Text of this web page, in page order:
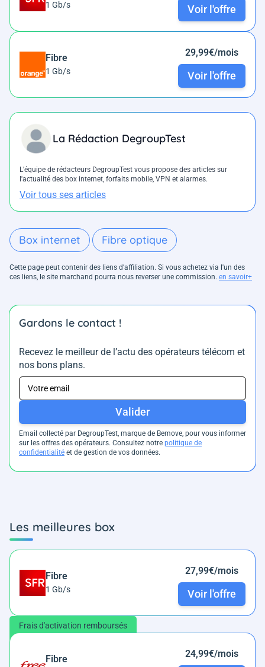
1 Gb/s Voir l'offre
Fibre
1 Gb/s
29,99€/mois
Voir l'offre
La Rédaction DegroupTest
L'équipe de rédacteurs DegroupTest vous propose des articles sur
l'actualité des box internet, forfaits mobile, VPN et alarmes.
Voir tous ses articles
Box internet Fibre optique
Cette page peut contenir des liens d’affiliation. Si vous achetez via l'un des
ces liens, le site marchand pourra nous reverser une commission. en savoir+
Gardons le contact !
Recevez le meilleur de l’actu des opérateurs télécom et
nos bons plans.
Valider
Email collecté par DegroupTest, marque de Bemove, pour vous informer
sur les offres des opérateurs. Consultez notre politique de
confidentialité et de gestion de vos données.
Les meilleures box
Fibre
1 Gb/s
27,99€/mois
Voir l'offre
Frais d'activation remboursés
Fibre 24,99€/mois